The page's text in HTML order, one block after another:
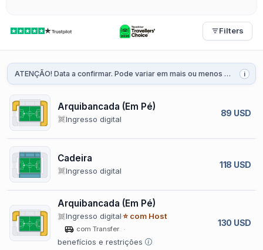
Filters
ATENÇÃO! Data a confirmar. Pode variar em mais ou menos 2 dias. Será confirmada 1 ou 2 semanas antes da partida. i
Arquibancada (Em Pé)
Ingresso digital
89 USD
Cadeira
Ingresso digital
118 USD
Arquibancada (Em Pé)
Ingresso digital⭐ com Host
com Transfer
benefícios e restrições
130 USD